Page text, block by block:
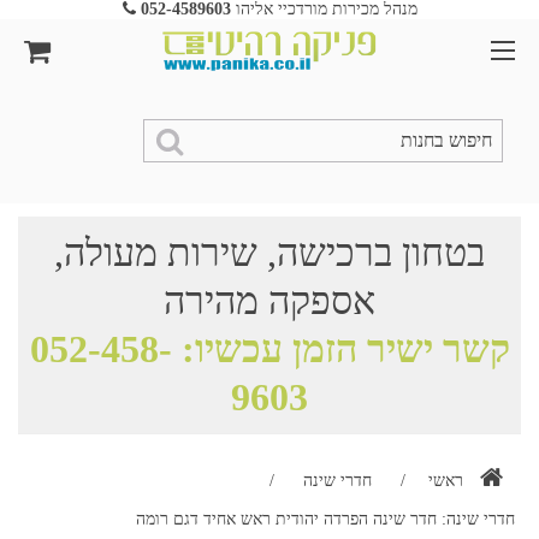
מנהל מכירות מורדכיי אליהו052-4589603
בטחון ברכישה, שירות מעולה,
אספקה מהירה
קשר ישיר הזמן עכשיו: 052-458-
9603
ראשי / חדרי שינה /
חדרי שינה: חדר שינה הפרדה יהודית ראש אחיד דגם רומה